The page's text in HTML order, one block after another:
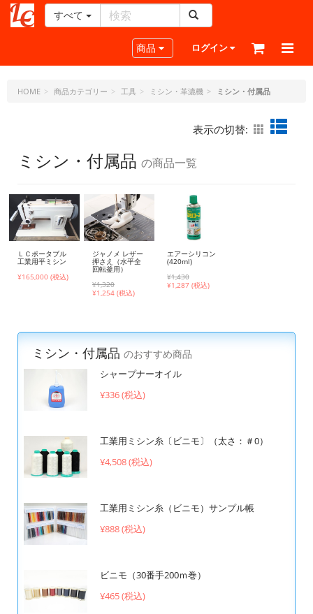
ー
ラ
ト・
ェ
ー
ピ
ー
すべて
Toggle navigation
商品 ログイン
HOME 商品カテゴリー 工具 ミシン・革漉機 ミシン・付属品
表示の切替:
ミシン・付属品 の商品一覧
ＬＣポータブル
工業用平ミシン
¥165,000 (税込)
ジャノメ レザー
押さえ（水平全
回転釜用）
¥1,320
¥1,254 (税込)
エアーシリコン
(420ml)
¥1,430
¥1,287 (税込)
ミシン・付属品 のおすすめ商品
シャープナーオイル
¥336 (税込)
工業用ミシン糸〔ビニモ〕（太さ：＃0）
¥4,508 (税込)
工業用ミシン糸（ビニモ）サンプル帳
¥888 (税込)
ビニモ（30番手200ｍ巻）
¥465 (税込)